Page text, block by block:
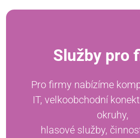
Služby pro
Pro firmy nabízíme
IT, velkoobchodní
okruhy,
hlasové služby,